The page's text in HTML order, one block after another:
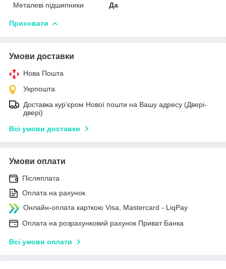
Металеві підшипники
Да
Приховати
Умови доставки
Нова Пошта
Укрпошта
Доставка кур'єром Нової пошти на Вашу адресу (Двері-
двері)
Всі умови доставки
Умови оплати
Післяплата
Оплата на рахунок
Онлайн-оплата карткою Visa, Mastercard - LiqPay
Оплата на розрахунковий рахунок Приват Банка
Всі умови оплати